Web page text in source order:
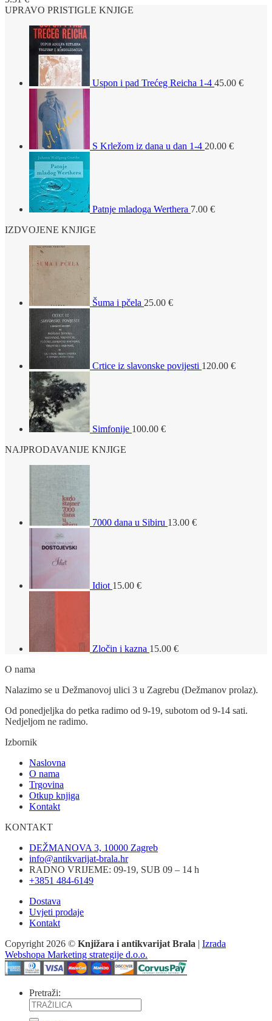
UPRAVO PRISTIGLE KNJIGE
Uspon i pad Trećeg Reicha 1-4 45.00 €
S Krležom iz dana u dan 1-4 20.00 €
Patnje mladoga Werthera 7.00 €
IZDVOJENE KNJIGE
Šuma i pčela 25.00 €
Crtice iz slavonske povijesti 120.00 €
Simfonije 100.00 €
NAJPRODAVANIJE KNJIGE
7000 dana u Sibiru 13.00 €
Idiot 15.00 €
Zločin i kazna 15.00 €
O nama
Nalazimo se u Dežmanovoj ulici 3 u Zagrebu (Dežmanov prolaz).
Od ponedjeljka do petka radimo od 9-19, subotom od 9-14 sati.
Nedjeljom ne radimo.
Izbornik
Naslovna
O nama
Trgovina
Otkup knjiga
Kontakt
KONTAKT
DEŽMANOVA 3, 10000 Zagreb
info@antikvarijat-brala.hr
RADNO VRIJEME: 09-19, SUB 09 – 14 h
+3851 484-6149
Dostava
Uvjeti prodaje
Kontakt
Copyright 2026 © Knjižara i antikvarijat Brala | Izrada
Webshopa Marketing strategije d.o.o.
Pretraži: